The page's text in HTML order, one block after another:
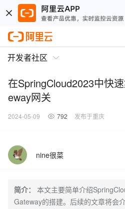
开发者社区
在SpringCloud2023中快
eway网关
2024-05-09 792 发布于重庆
nine很菜
简介：
本文主要简单介绍
Gateway的搭建。后续的文章将会